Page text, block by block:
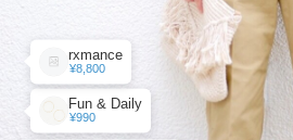
Fun & Daily
¥990
rxmance
¥8,800